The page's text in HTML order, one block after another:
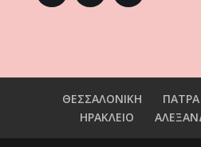
ΘΕΣΣΑΛΟΝΙΚΗ ΠΑΤΡΑ
ΗΡΑΚΛΕΙΟ